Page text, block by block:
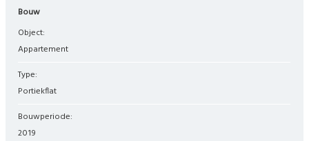
Bouw
Object:
appartement
Type:
portiekflat
Bouwperiode:
2019